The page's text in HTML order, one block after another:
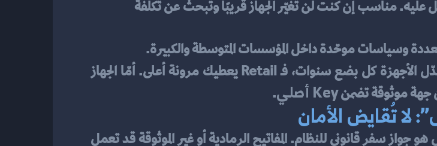
وسياسات موحّدة داخل المؤسسات المتوسطة والكبيرة.
إذا كنت فريلانسر أو شركة ناشئة وتبدّل الأجهزة كل بضع سنوات، فـ Retail يعطيك مرونة أعلى. أمّا الجهاز
Key أصلي .
لا تُقايض الأمان